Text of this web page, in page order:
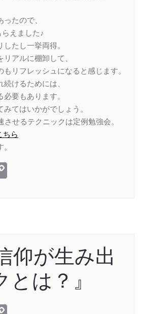
たので、
えました♪
たし一挙両得。
アルに棚卸して、
リフレッシュになると感じます。
けるためには、
要もあります。
みてはいかがでしょう。
させるテクニックは定例勉強会。
ちら
仰が生み出
は？』